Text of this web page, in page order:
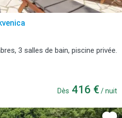
3 salles de bain, piscine privée.
Dès 416 € / nuit